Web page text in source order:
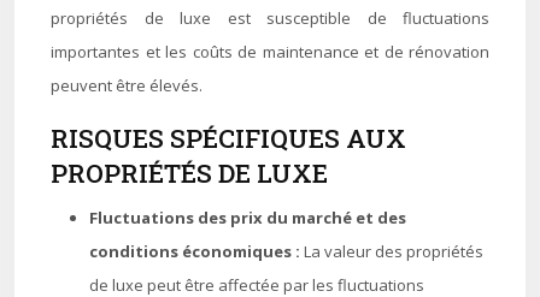
propriétés de luxe est susceptible de fluctuations
importantes et les coûts de maintenance et de rénovation
peuvent être élevés.
RISQUES SPÉCIFIQUES AUX
PROPRIÉTÉS DE LUXE
Fluctuations des prix du marché et des
conditions économiques : La valeur des propriétés
de luxe peut être affectée par les fluctuations